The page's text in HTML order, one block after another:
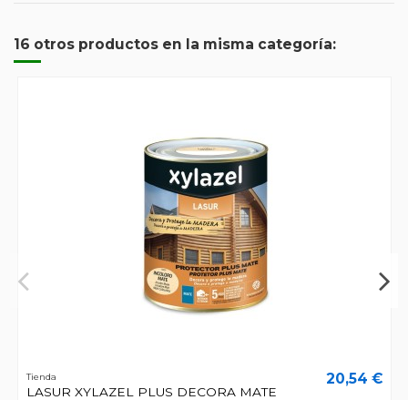
16 otros productos en la misma categoría:
Tienda
LASUR XYLAZEL PLUS DECORA MATE
20,54 €